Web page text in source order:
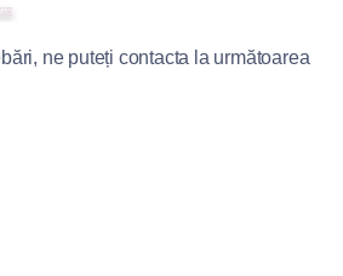
ne puteți contacta la următoarea